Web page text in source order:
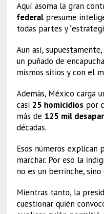
Aquí asoma la gran
federalpresume
todas partes y
Aun así,
un puñado de
mismos sitios y con el
Además, México carga
casi 25 homicidios por
más de 125 mil
décadas.
Esos números explican
marchar. Por eso la
no es un berrinche,
Mientras tanto, la
cuestionar quién